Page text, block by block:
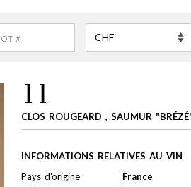
11
CLOS ROUGEARD , SAUMUR
INFORMATIONS RELATIVES AU VIN
Pays d'origine
France